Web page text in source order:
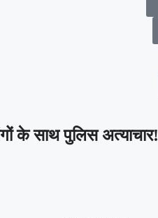
के साथ पुलिस अत्याचार!